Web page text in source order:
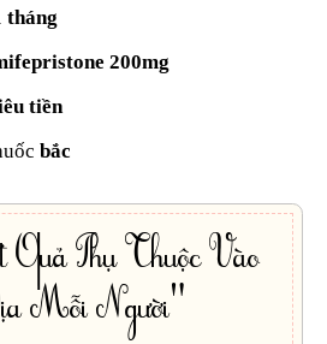
tháng
200mg
tiền
bắc
Phụ Thuộc Vào
Mỗi Người"